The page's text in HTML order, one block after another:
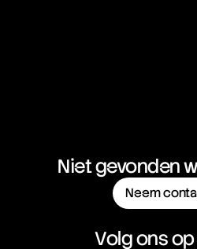
Niet gevonden
Neem
Volg ons